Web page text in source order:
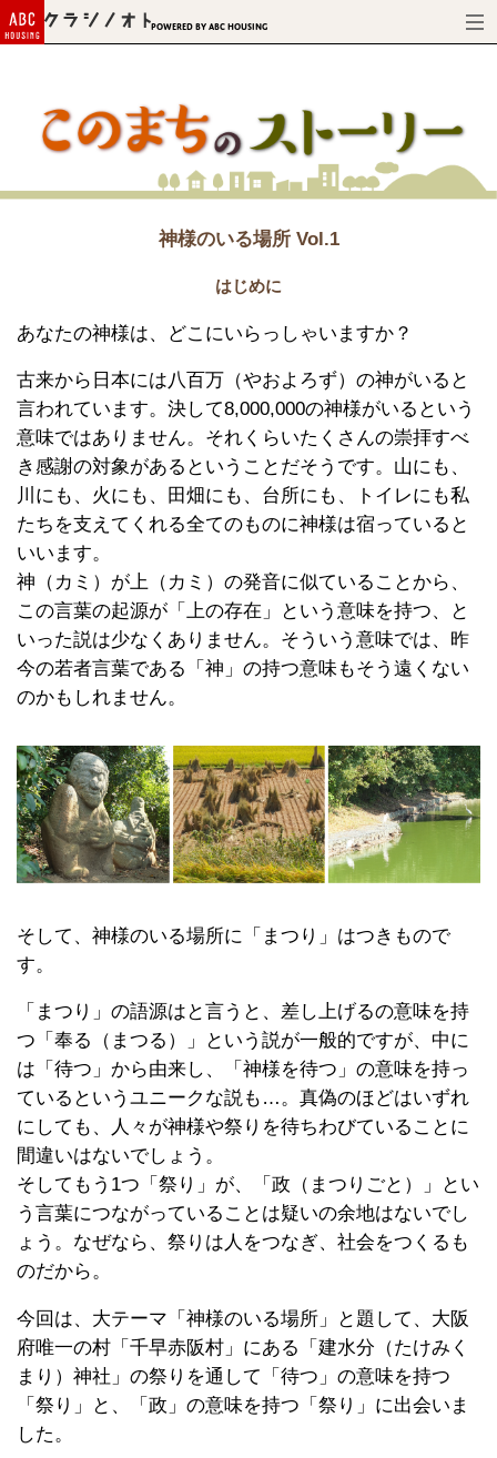
Powered by ABC HOUSING
神様のいる場所 Vol.1
はじめに
あなたの神様は、どこにいらっしゃいますか？
古来から日本には八百万（やおよろず）の神がいると
言われています。決して8,000,000の神様がいるという
意味ではありません。それくらいたくさんの崇拝すべ
き感謝の対象があるということだそうです。山にも、
川にも、火にも、田畑にも、台所にも、トイレにも私
たちを支えてくれる全てのものに神様は宿っていると
いいます。
神（カミ）が上（カミ）の発音に似ていることから、
この言葉の起源が「上の存在」という意味を持つ、と
いった説は少なくありません。そういう意味では、昨
今の若者言葉である「神」の持つ意味もそう遠くない
のかもしれません。
そして、神様のいる場所に「まつり」はつきもので
す。
「まつり」の語源はと言うと、差し上げるの意味を持
つ「奉る（まつる）」という説が一般的ですが、中に
は「待つ」から由来し、「神様を待つ」の意味を持っ
ているというユニークな説も…。真偽のほどはいずれ
にしても、人々が神様や祭りを待ちわびていることに
間違いはないでしょう。
そしてもう1つ「祭り」が、「政（まつりごと）」とい
う言葉につながっていることは疑いの余地はないでし
ょう。なぜなら、祭りは人をつなぎ、社会をつくるも
のだから。
今回は、大テーマ「神様のいる場所」と題して、大阪
府唯一の村「千早赤阪村」にある「建水分（たけみく
まり）神社」の祭りを通して「待つ」の意味を持つ
「祭り」と、「政」の意味を持つ「祭り」に出会いま
した。